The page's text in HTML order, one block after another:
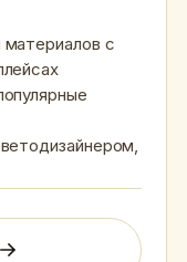
материалов с